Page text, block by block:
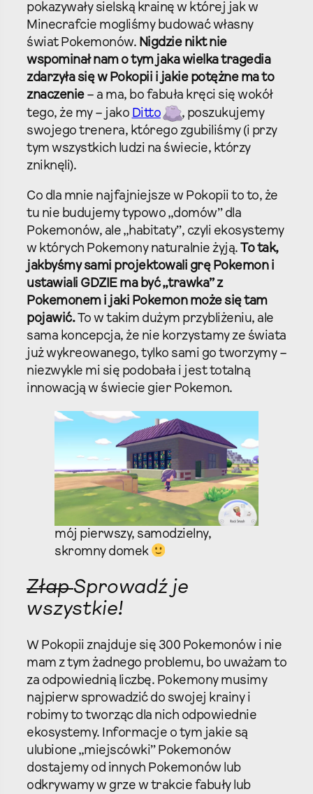
pokazywały sielską krainę w której jak w
Minecrafcie mogliśmy budować własny
świat Pokemonów. Nigdzie nikt nie
wspominał nam o tym jaka wielka tragedia
zdarzyła się w Pokopii i jakie potężne ma to
znaczenie – a ma, bo fabuła kręci się wokół
tego, że my – jako Ditto
, poszukujemy
swojego trenera, którego zgubiliśmy (i przy
tym wszystkich ludzi na świecie, którzy
zniknęli).
Co dla mnie najfajniejsze w Pokopii to to, że
tu nie budujemy typowo „domów” dla
Pokemonów, ale „habitaty”, czyli ekosystemy
w których Pokemony naturalnie żyją. To tak,
jakbyśmy sami projektowali grę Pokemon i
ustawiali GDZIE ma być „trawka” z
Pokemonem i jaki Pokemon może się tam
pojawić.To w takim dużym przybliżeniu, ale
sama koncepcja, że nie korzystamy ze świata
już wykreowanego, tylko sami go tworzymy –
niezwykle mi się podobała i jest totalną
innowacją w świecie gier Pokemon.
mój pierwszy, samodzielny,
skromny domek
ZłapSprowadź je
wszystkie!
W Pokopii znajduje się 300 Pokemonów i nie
mam z tym żadnego problemu, bo uważam to
za odpowiednią liczbę. Pokemony musimy
najpierw sprowadzić do swojej krainy i
robimy to tworząc dla nich odpowiednie
ekosystemy. Informacje o tym jakie są
ulubione „miejscówki” Pokemonów
dostajemy od innych Pokemonów lub
odkrywamy w grze w trakcie fabuły lub